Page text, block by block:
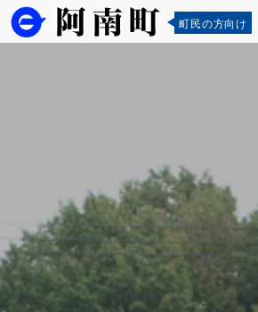
町民の方向け